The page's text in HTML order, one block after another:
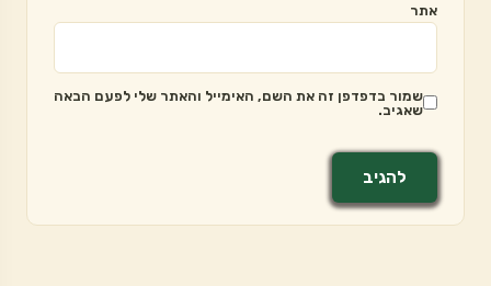
אתר
שמור בדפדפן זה את השם, האימייל והאתר שלי לפעם הבאה
שאגיב.